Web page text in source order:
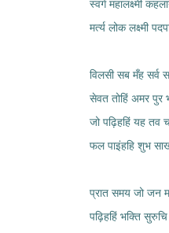
स्वर्ग महालक्ष्मी
मर्त्य लोक लक्ष्मी
विलसी सब मँह सर्व
सेवत तोहिं अमर पुर
जो पढ़िहहिं यह तव
फल पाइंहहि शुभ
प्रात समय जो जन
पढ़िहहिं भक्ति